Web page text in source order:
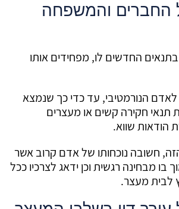
החברים והמשפחה
החדשים לו, מפחידים אותו
הנורמטיבי, עד כדי כך שנמצא
תנאי חקירה קשים או מעצרים
הודאות שווא.
חשובה נוכחותו של אדם קרוב אשר
בו מבחינה רגשית וכן ידאג לצרכיו ככל
לבית מעצר.